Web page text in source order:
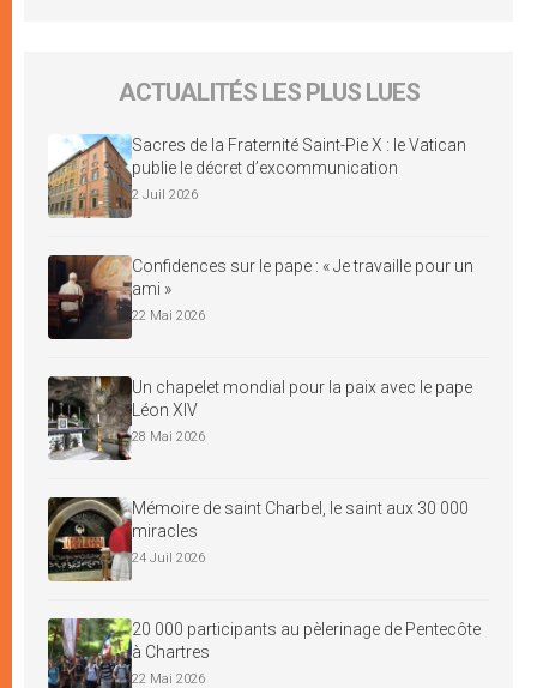
ACTUALITÉS LES PLUS LUES
Sacres de la Fraternité Saint-Pie X : le Vatican
publie le décret d’excommunication
2 Juil 2026
Confidences sur le pape : « Je travaille pour un
ami »
22 Mai 2026
Un chapelet mondial pour la paix avec le pape
Léon XIV
28 Mai 2026
Mémoire de saint Charbel, le saint aux 30 000
miracles
24 Juil 2026
20 000 participants au pèlerinage de Pentecôte
à Chartres
22 Mai 2026